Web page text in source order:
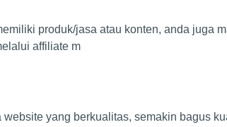
produk/jasa atau konten, anda juga
affiliate m
yang berkualitas, semakin bagus